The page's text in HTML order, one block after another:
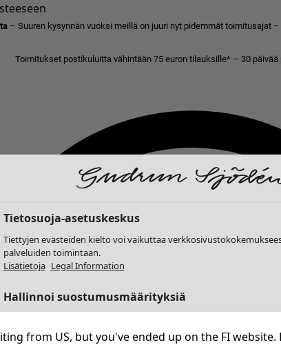
– Suuren kysynnän vuoksi meillä on juuri nyt pidemmät toimitusajat
Toimitukset postikuluitta vähintään 75 euron tilauksille* – 30 päivää
from US, but you've ended up on the FI
Tietosuoja-asetuskeskus
Tiettyjen evästeiden kielto voi vaikuttaa
palveluiden toimintaan.
Lisätietoja Legal Information
Hallinnoi suostumusmäärityksiä
Välttämättömät evästeet